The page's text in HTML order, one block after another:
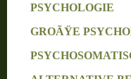
PSYCHOLOGIE
GROÃŸE